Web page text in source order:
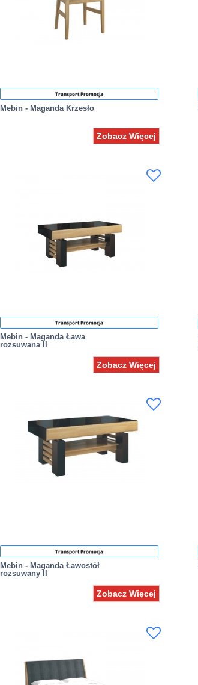
Transport Promocja
Mebin - Maganda Krzesło
Zobacz Więcej
Transport Promocja
Mebin - Maganda Ława
rozsuwana II
Zobacz Więcej
Transport Promocja
Mebin - Maganda Ławostół
rozsuwany II
Zobacz Więcej